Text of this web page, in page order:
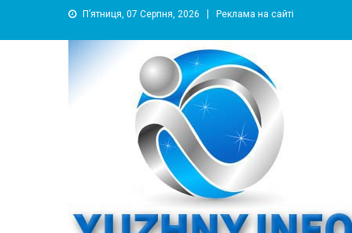
П’ятниця, 07 Серпня, 2026 Реклама на сайті
YUZHNY.INFO
информационный портал города Южный